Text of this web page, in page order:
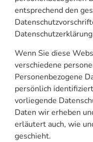
entsprechend den
Wenn Sie diese
verschiedene
Personenbezogene
persönlich
vorliegende
Daten wir erheben
erläutert auch, wie
geschieht.